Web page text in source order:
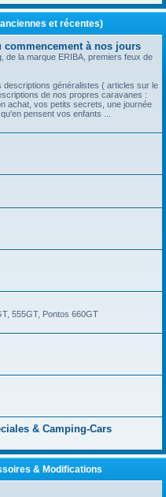
et récentes)
commencement à nos jours
de la marque ERIBA, premiers feux de
généralistes ( articles sur le
de nos propres caravanes :
achat, vos petits secrets, une journée
pensent vos enfants ...
555GT, Pontos 660GT
& Camping-Cars
& Modifications